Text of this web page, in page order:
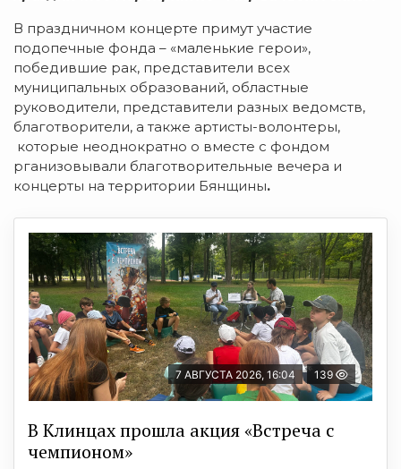
В праздничном концерте примут участие
подопечные фонда – «маленькие герои»,
победившие рак, представители всех
муниципальных образований, областные
руководители, представители разных ведомств,
благотворители, а также артисты-волонтеры,
которые неоднократно о вместе с фондом
рганизовывали благотворительные вечера и
концерты на территории Бянщины.
7 АВГУСТА 2026, 16:04 139
В Клинцах прошла акция «Встреча с
чемпионом»